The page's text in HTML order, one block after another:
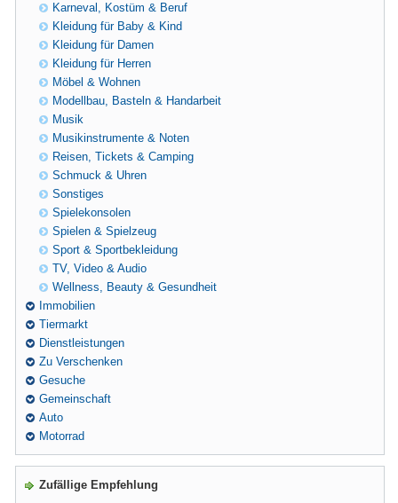
Karneval, Kostüm & Beruf
Kleidung für Baby & Kind
Kleidung für Damen
Kleidung für Herren
Möbel & Wohnen
Modellbau, Basteln & Handarbeit
Musik
Musikinstrumente & Noten
Reisen, Tickets & Camping
Schmuck & Uhren
Sonstiges
Spielekonsolen
Spielen & Spielzeug
Sport & Sportbekleidung
TV, Video & Audio
Wellness, Beauty & Gesundheit
Immobilien
Tiermarkt
Dienstleistungen
Zu Verschenken
Gesuche
Gemeinschaft
Auto
Motorrad
Zufällige Empfehlung